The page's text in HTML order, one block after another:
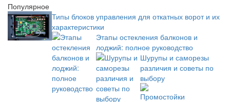
Популярное
Типы блоков управления для откатных ворот и их
характеристики
Этапы остекления балконов и
лоджий: полное руководство
Шурупы и саморезы
различия и советы по
выбору